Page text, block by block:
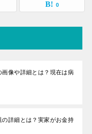
0
像や詳細とは？現在は病
詳細とは？実家がお金持